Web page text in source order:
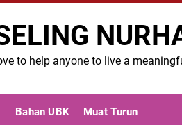
to help anyone to live a
Bahan UBK Muat Turun